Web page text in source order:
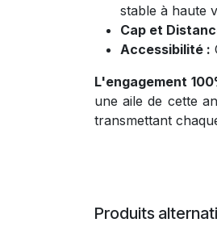
stable à haute
Cap et
Accessibilité :
L'engagement
une aile de cette
transmettant
Produits